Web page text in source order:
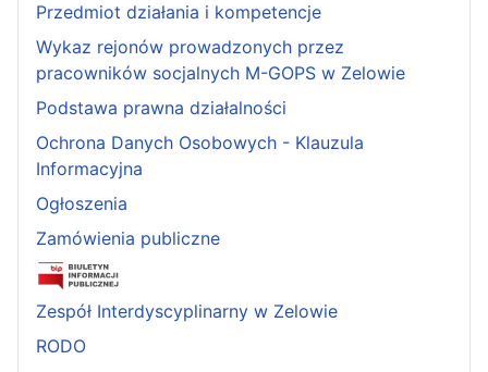
Przedmiot działania i kompetencje
Wykaz rejonów prowadzonych przez
pracowników socjalnych M-GOPS w Zelowie
Podstawa prawna działalności
Ochrona Danych Osobowych - Klauzula
Informacyjna
Ogłoszenia
Zamówienia publiczne
Zespół Interdyscyplinarny w Zelowie
RODO